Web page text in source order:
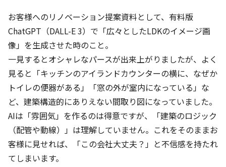
お客様へのリノベーション提案資料として、有料版
ChatGPT（DALL-E 3）で「広々としたLDKのイメージ画
像」を生成させた時のこと。
一見するとオシャレなパースが出来上がりましたが、よく
見ると「キッチンのアイランドカウンターの横に、なぜか
トイレの便器がある」「窓の外が室内になっている」な
ど、建築構造的にありえない間取り図になっていました。
AIは「雰囲気」を作るのは得意ですが、「建築のロジック
（配管や動線）」は理解していません。これをそのままお
客様に見せれば、「この会社大丈夫？」と不信感を持たれ
てしまいます。